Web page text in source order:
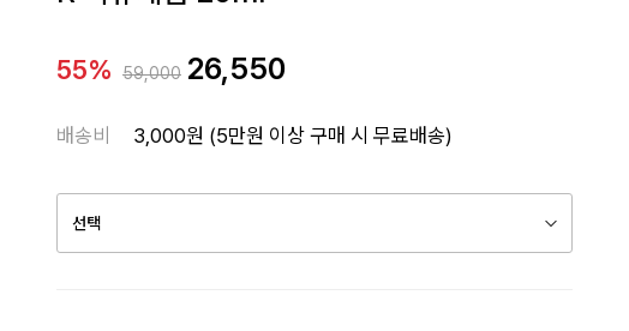
55% 59,000 26,550
배송비 3,000원 (5만원 이상 구매 시 무료배송)